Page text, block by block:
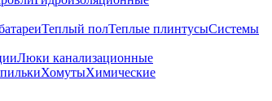
Теплый полТеплые плинтусыСистемы
Люки канализационные
ХомутыХимические